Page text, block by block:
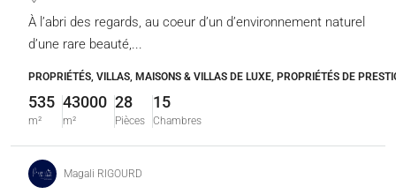
À l’abri des regards, au coeur d’un d’environnement naturel
d’une rare beauté,...
PROPRIÉTÉS, VILLAS, MAISONS & VILLAS DE LUXE, PROPRIÉTÉS DE
535
m²
43000
m²
28
Pièces
15
Chambres
Magali RIGOURD